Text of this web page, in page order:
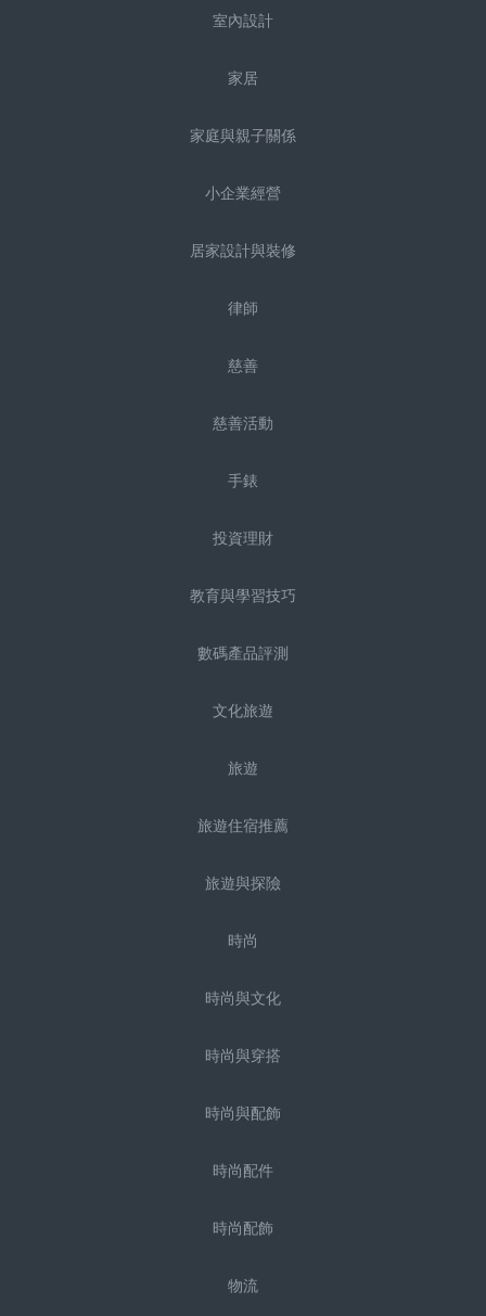
室內設計
家居
家庭與親子關係
小企業經營
居家設計與裝修
律師
慈善
慈善活動
手錶
投資理財
教育與學習技巧
數碼產品評測
文化旅遊
旅遊
旅遊住宿推薦
旅遊與探險
時尚
時尚與文化
時尚與穿搭
時尚與配飾
時尚配件
時尚配飾
物流